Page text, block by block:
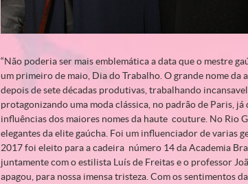
“Não poderia ser mais emblemática a data que o mestre
um primeiro de maio, Dia do Trabalho. O grande nome da
depois de sete décadas produtivas, trabalhando
protagonizando uma moda clássica, no padrão de Paris,
influências dos maiores nomes da haute couture. No Rio
elegantes da elite gaúcha. Foi um influenciador de varias
2017 foi eleito para a cadeira número 14 da Academia
juntamente com o estilista Luís de Freitas e o professor
apagou, para nossa imensa tristeza. Com os sentimentos